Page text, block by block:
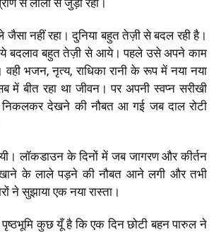
नहीं रहा। दुनिया बहुत तेज़ी से बदल रही है।
ये बदलाव बहुत तेज़ी से आये। पहले उसे अपने काम
भजन, नृत्य, राधिका रानी के रूप में नया नया
में बीत रहा था जीवन। पर अपनी स्वप्न सरीखी
निकलकर देखने की नौबत आ गई जब दाल रोटी
लॉकडाउन के दिनों में जब जागरण और कीर्तन
के लाले पड़ने की नौबत आने लगी और तभी
ने सुझाया एक नया रास्ता।
कुछ यूँ है कि एक दिन छोटी बहन पारुल ने